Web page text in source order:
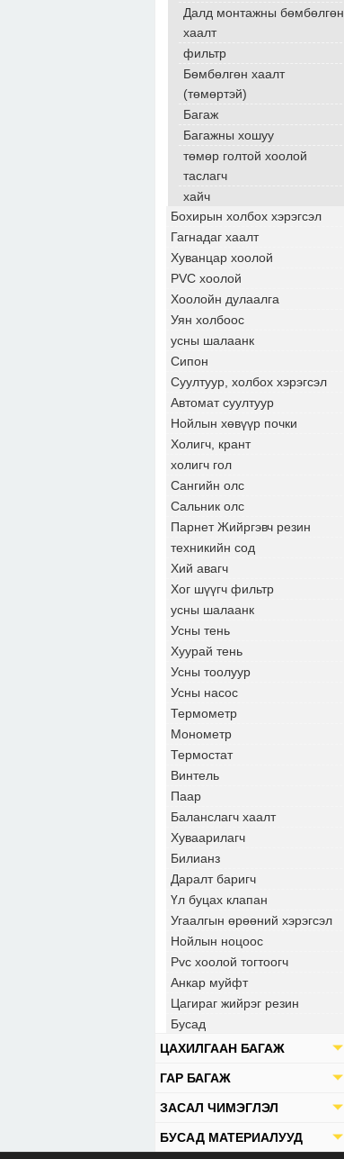
Далд монтажны бөмбөлгөн
хаалт
фильтр
Бөмбөлгөн хаалт
(төмөртэй)
Багаж
Багажны хошуу
төмөр голтой хоолой
таслагч
хайч
Бохирын холбох хэрэгсэл
Гагнадаг хаалт
Хуванцар хоолой
PVC хоолой
Хоолойн дулаалга
Уян холбоос
усны шалаанк
Сипон
Суултуур, холбох хэрэгсэл
Автомат суултуур
Нойлын хөвүүр почки
Холигч, крант
холигч гол
Сангийн олс
Сальник олс
Парнет Жийргэвч резин
техникийн сод
Хий авагч
Хог шүүгч фильтр
усны шалаанк
Усны тень
Хуурай тень
Усны тоолуур
Усны насос
Термометр
Монометр
Термостат
Винтель
Паар
Баланслагч хаалт
Хуваарилагч
Билианз
Даралт баригч
Үл буцах клапан
Угаалгын өрөөний хэрэгсэл
Нойлын ноцоос
Pvc хоолой тогтоогч
Анкар муйфт
Цагираг жийрэг резин
Бусад
ЦАХИЛГААН БАГАЖ
ГАР БАГАЖ
ЗАСАЛ ЧИМЭГЛЭЛ
БУСАД МАТЕРИАЛУУД